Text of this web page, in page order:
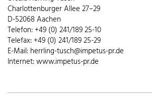
Charlottenburger Allee 27–29
D-52068 Aachen
Telefon: +49 (0) 241/189 25-10
Telefax: +49 (0) 241/189 25-29
E-Mail: herrling-tusch@impetus-pr.de
Internet: www.impetus-pr.de